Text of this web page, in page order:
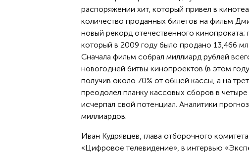
распоряжении хит, который привел в
количество проданных билетов на фильм
новый рекорд отечественного
который в 2009 году было продано 13,466
Сначала фильм собрал миллиард рублей
новогодней битвы кинопроектов (в этом
получив около 70% от общей кассы, а на
преодолел планку кассовых сборов в
исчерпал свой потенциал. Аналитики
миллиардов.
Иван Кудрявцев, глава отборочного
«Цифровое телевидение», в интервью